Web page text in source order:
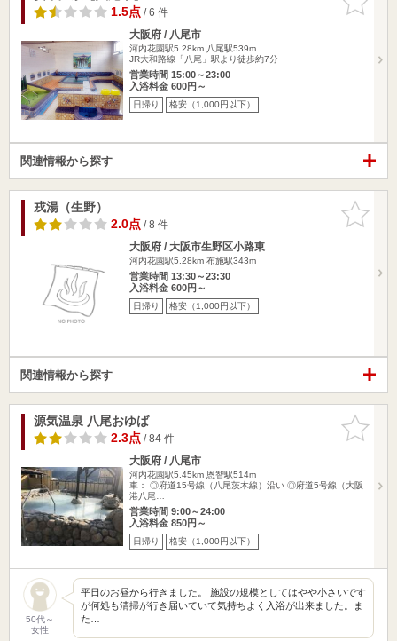
りに追加
1.5点/ 6 件
大阪府 / 八尾市
河内花園駅5.28km 八尾駅539m
JR大和路線「八尾」駅より徒歩約7分
営業時間 15:00～23:00
入浴料金 600円～
日帰り 格安（1,000円以下）
関連情報から探す
お気に入
りに追加
戎湯（生野）
2.0点/ 8 件
大阪府 / 大阪市生野区小路東
河内花園駅5.28km 布施駅343m
営業時間 13:30～23:30
入浴料金 600円～
日帰り 格安（1,000円以下）
関連情報から探す
お気に入
りに追加
源気温泉 八尾おゆば
2.3点/ 84 件
大阪府 / 八尾市
河内花園駅5.45km 恩智駅514m
車： ◎府道15号線（八尾茨木線）沿い ◎府道5号線（大阪
港八尾…
営業時間 9:00～24:00
入浴料金 850円～
日帰り 格安（1,000円以下）
50代～
女性
平日のお昼から行きました。 施設の規模としてはやや小さいです
が何処も清掃が行き届いていて気持ちよく入浴が出来ました。ま
た…